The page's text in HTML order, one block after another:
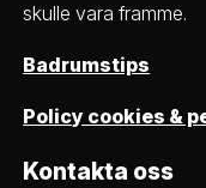
skulle vara framme.
Badrumstips
Policy cookies &
Kontakta oss